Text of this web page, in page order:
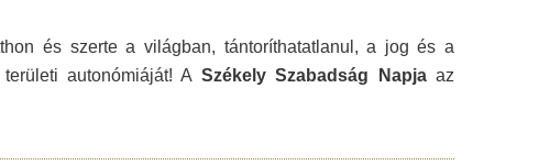
és szerte a világban, tántoríthatatlanul, a jog és a
autonómiáját! A Székely Szabadság Napjaaz